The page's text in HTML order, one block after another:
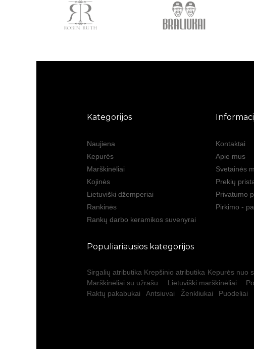
Kategorijos
Naujiena
Kepurės
Marškinėliai
Kojinės
Lietuviški džemperiai
Rankinės
Rankų darbo keramikos suvenyrai
Kontaktai
Apie mus
Svetainės
Prekių
Privatumo
Pirkimo -
Populiariausios kategorijos
Sirgalių atributika Krepšinio atributika Kepurės nuo
Marškinėliai su užrašu
Lietuviški marškinėliai
Raktų pakabukai
Antsiuvai Ženkliukai Puodeliai